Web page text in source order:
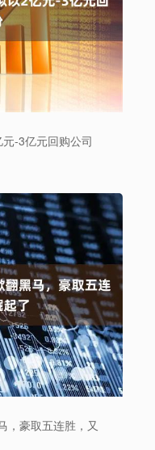
-3亿元回购公司
，豪取五连胜，又